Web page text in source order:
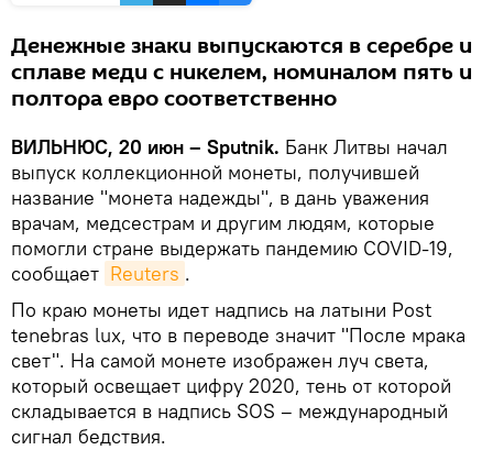
Денежные знаки выпускаются в серебре и
сплаве меди с никелем, номиналом пять и
полтора евро соответственно
ВИЛЬНЮС, 20 июн – Sputnik. Банк Литвы начал
выпуск коллекционной монеты, получившей
название "монета надежды", в дань уважения
врачам, медсестрам и другим людям, которые
помогли стране выдержать пандемию COVID-19,
сообщает Reuters .
По краю монеты идет надпись на латыни Post
tenebras lux, что в переводе значит "После мрака
свет". На самой монете изображен луч света,
который освещает цифру 2020, тень от которой
складывается в надпись SOS – международный
сигнал бедствия.